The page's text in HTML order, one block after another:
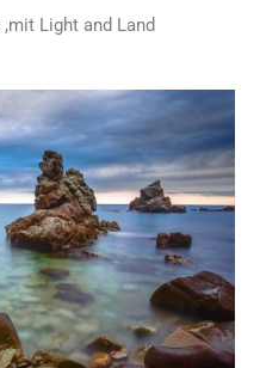
Light and Land